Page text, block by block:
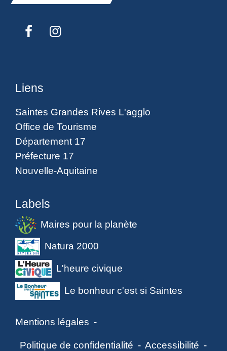
Liens
Saintes Grandes Rives L'agglo
Office de Tourisme
Département 17
Préfecture 17
Nouvelle-Aquitaine
Labels
Maires pour la planète
Natura 2000
L'heure civique
Le bonheur c'est si Saintes
Mentions légales -
Politique de confidentialité - Accessibilité -